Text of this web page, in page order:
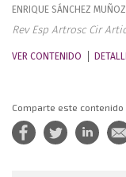
ENRIQUE SÁNCHEZ MUÑOZ
Rev Esp Artrosc Cir
VER CONTENIDO
Comparte este contenido